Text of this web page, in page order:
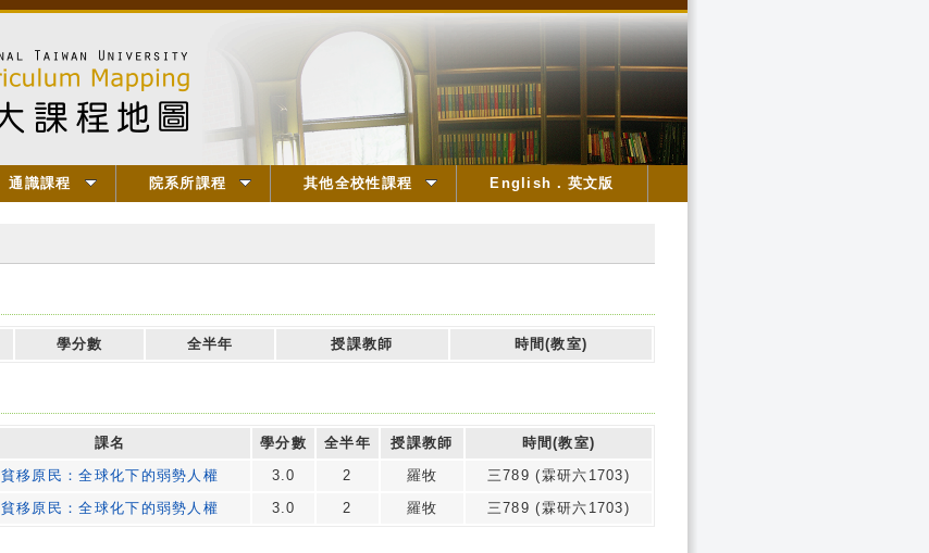
通識課程 院系所課程 其他全校性課程 English．英文版
學分數 全半年 授課教師 時間(教室)
課名 學分數 全半年 授課教師
時間(教室)
貧移原民：全球化下的弱勢人權 3.0 2 羅牧
三789 (霖研六1703)
貧移原民：全球化下的弱勢人權 3.0 2 羅牧 三789 (霖研六1703)